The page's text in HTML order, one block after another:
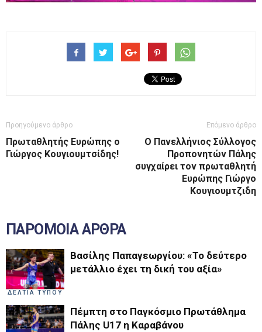
Προηγούμενο άρθρο
Πρωταθλητής Ευρώπης ο
Γιώργος Κουγιουμτσίδης!
Επόμενο άρθρο
Ο Πανελλήνιος Σύλλογος
Προπονητών Πάλης
συγχαίρει τον πρωταθλητή
Ευρώπης Γιώργο
Κουγιουμτζιδη
ΠΑΡΟΜΟΙΑ ΑΡΘΡΑ
ΔΕΛΤΙΑ ΤΥΠΟΥ
Βασίλης Παπαγεωργίου: «Το δεύτερο
μετάλλιο έχει τη δική του αξία»
Πέμπτη στο Παγκόσμιο Πρωτάθλημα
Πάλης U17 η Καραβάνου